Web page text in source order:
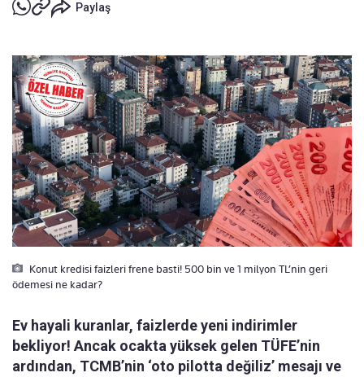
Paylaş
Konut kredisi faizleri frene basti! 500 bin ve 1 milyon TL’nin geri
ödemesi ne kadar?
Ev hayali kuranlar, faizlerde yeni indirimler
bekliyor! Ancak ocakta yüksek gelen TÜFE’nin
ardından, TCMB’nin ‘oto pilotta değiliz’ mesajı ve